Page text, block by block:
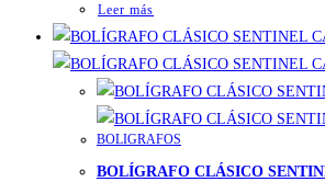
Leer más
BOLIGRAFOS
BOLÍGRAFO CLÁSICO